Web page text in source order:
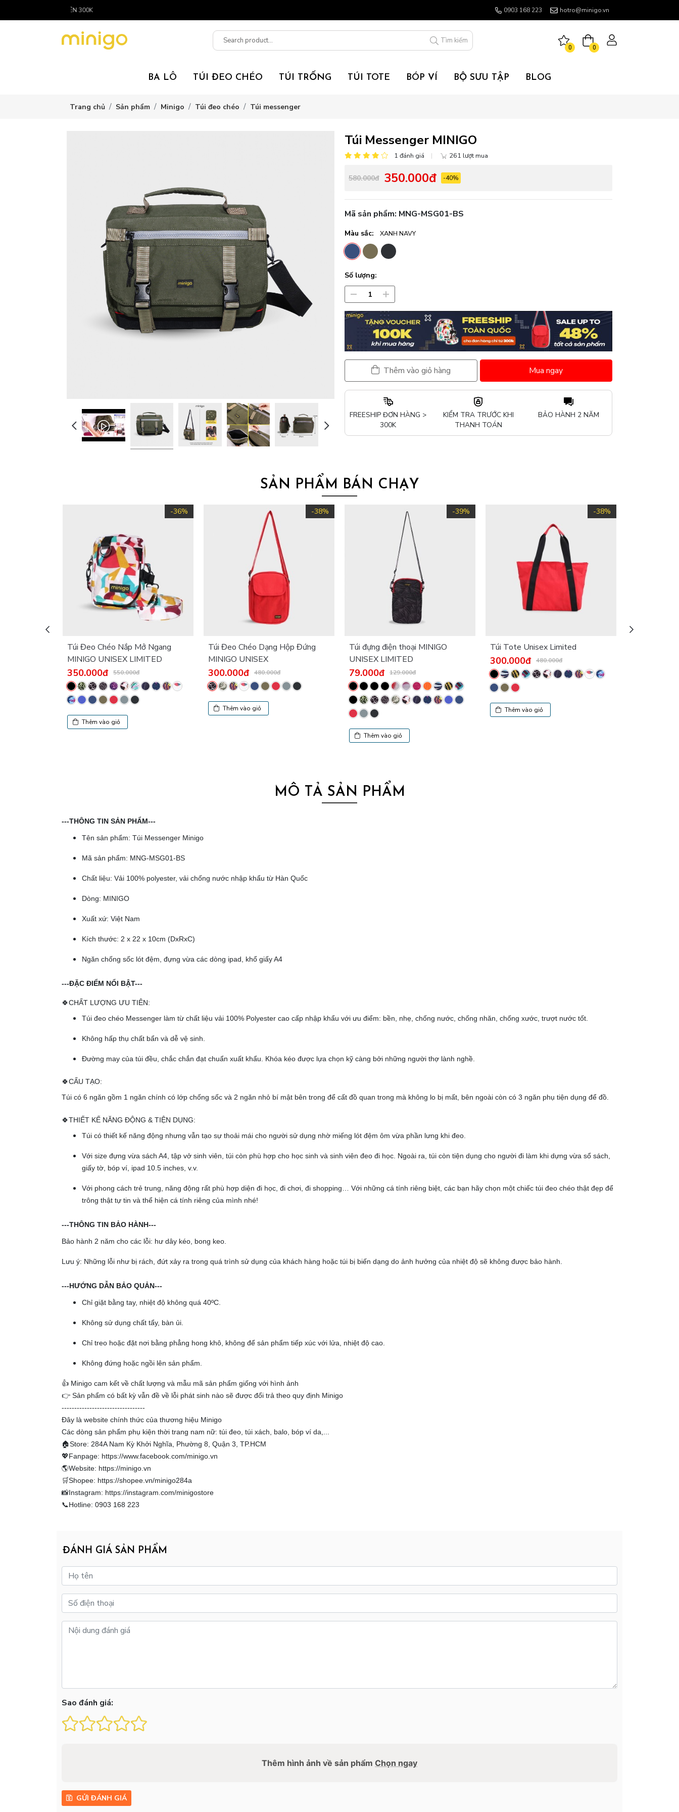
0903 168 223 hotro@minigo.vn
Tìm kiếm
0 0
BA LÔ TÚI ĐEO CHÉO TÚI TRỐNG TÚI TOTE BÓP VÍ BỘ SƯU TẬP BLOG
Trang chủ Sản phẩm Minigo Túi đeo chéo Túi messenger
Túi Messenger MINIGO
1 đánh giá 261 lượt mua
580.000đ 350.000đ -40%
Mã sản phẩm: MNG-MSG01-BS
Màu sắc: XANH NAVY
Số lượng:
Thêm vào giỏ hàng Mua ngay
FREESHIP ĐƠN HÀNG >
300K
KIỂM TRA TRƯỚC KHI
THANH TOÁN
BẢO HÀNH 2 NĂM
SẢN PHẨM BÁN CHẠY
-36%
Túi Đeo Chéo Nắp Mở Ngang
MINIGO UNISEX LIMITED
350.000đ 550.000đ
Thêm vào giỏ
-38%
Túi Đeo Chéo Dạng Hộp Đứng
MINIGO UNISEX
300.000đ 480.000đ
Thêm vào giỏ
-39%
Túi đựng điện thoại MINIGO
UNISEX LIMITED
79.000đ 129.000đ
Thêm vào giỏ
-38%
Túi Tote Unisex Limited
300.000đ 480.000đ
Thêm vào giỏ
MÔ TẢ SẢN PHẨM
---THÔNG TIN SẢN PHẨM---
Tên sản phẩm: Túi Messenger Minigo
Mã sản phẩm: MNG-MSG01-BS
Chất liệu: Vải 100% polyester, vải chống nước nhập khẩu từ Hàn Quốc
Dòng: MINIGO
Xuất xứ: Việt Nam
Kích thước: 2 x 22 x 10cm (DxRxC)
Ngăn chống sốc lót đệm, đựng vừa các dòng ipad, khổ giấy A4
---ĐẶC ĐIỂM NỔI BẬT---
🍀CHẤT LƯỢNG ƯU TIÊN:
Túi đeo chéo Messenger làm từ chất liệu vải 100% Polyester cao cấp nhập khẩu với ưu điểm: bền, nhẹ, chống nước, chống nhăn, chống xước, trượt nước tốt.
Không hấp thụ chất bẩn và dễ vệ sinh.
Đường may của túi đều, chắc chắn đạt chuẩn xuất khẩu. Khóa kéo được lựa chọn kỹ càng bởi những người thợ lành nghề.
🍀CẤU TẠO:
Túi có 6 ngăn gồm 1 ngăn chính có lớp chống sốc và 2 ngăn nhỏ bí mật bên trong để cất đồ quan trong mà không lo bị mất, bên ngoài còn có 3 ngăn phụ tiện dụng để đồ.
🍀THIẾT KẾ NĂNG ĐỘNG & TIỆN DỤNG:
Túi có thiết kế năng động nhưng vẫn tạo sự thoải mái cho người sử dụng nhờ miếng lót đệm ôm vừa phần lưng khi đeo.
Với size đựng vừa sách A4, tập vở sinh viên, túi còn phù hợp cho học sinh và sinh viên đeo đi học. Ngoài ra, túi còn tiện dụng cho người đi làm khi dựng vừa sổ sách,
giấy tờ, bóp ví, ipad 10.5 inches, v.v.
Với phong cách trẻ trung, năng động rất phù hợp diện đi học, đi chơi, đi shopping… Với những cá tính riêng biệt, các bạn hãy chọn một chiếc túi đeo chéo thật đẹp để
trông thật tự tin và thể hiện cá tính riêng của mình nhé!
---THÔNG TIN BẢO HÀNH---
Bảo hành 2 năm cho các lỗi: hư dây kéo, bong keo.
Lưu ý: Những lỗi như bị rách, đứt xảy ra trong quá trình sử dụng của khách hàng hoặc túi bị biến dạng do ảnh hưởng của nhiệt độ sẽ không được bảo hành.
---HƯỚNG DẪN BẢO QUẢN---
Chỉ giặt bằng tay, nhiệt độ không quá 40ºC.
Không sử dụng chất tẩy, bàn ủi.
Chỉ treo hoặc đặt nơi bằng phẳng hong khô, không để sản phẩm tiếp xúc với lửa, nhiệt độ cao.
Không đứng hoặc ngồi lên sản phẩm.
👍 Minigo cam kết về chất lượng và mẫu mã sản phẩm giống với hình ảnh
👉 Sản phẩm có bất kỳ vẫn đề về lỗi phát sinh nào sẽ được đổi trả theo quy định Minigo
---------------------------------
Đây là website chính thức của thương hiệu Minigo
Các dòng sản phẩm phụ kiện thời trang nam nữ: túi đeo, túi xách, balo, bóp ví da,...
🏠Store: 284A Nam Kỳ Khởi Nghĩa, Phường 8, Quận 3, TP.HCM
💖Fanpage: https://www.facebook.com/minigo.vn
🌎Website: https://minigo.vn
🛒Shopee: https://shopee.vn/minigo284a
📸Instagram: https://instagram.com/minigostore
📞Hotline: 0903 168 223
ĐÁNH GIÁ SẢN PHẨM
Sao đánh giá:
Thêm hình ảnh về sản phẩm Chọn ngay
GỬI ĐÁNH GIÁ